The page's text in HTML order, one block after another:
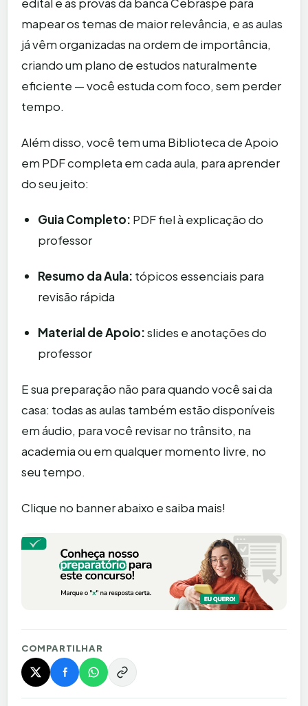
mapear os temas de maior relevância, e as aulas
já vêm organizadas na ordem de importância,
criando um plano de estudos naturalmente
eficiente — você estuda com foco, sem perder
tempo.
Além disso, você tem uma Biblioteca de Apoio
em PDF completa em cada aula, para aprender
do seu jeito:
Guia Completo: PDF fiel à explicação do
professor
Resumo da Aula: tópicos essenciais para
revisão rápida
Material de Apoio:slides e anotações do
professor
E sua preparação não para quando você sai da
casa: todas as aulas também estão disponíveis
em áudio, para você revisar no trânsito, na
academia ou em qualquer momento livre, no
seu tempo.
Clique no banner abaixo e saiba mais!
COMPARTILHAR